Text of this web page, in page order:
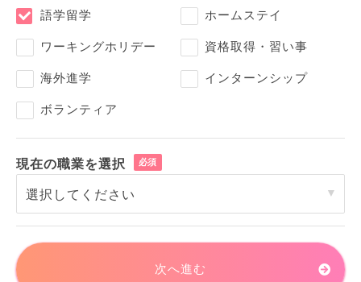
語学留学 ホームステイ
ワーキングホリデー 資格取得・習い事
海外進学 インターンシップ
ボランティア
現在の職業を選択
次へ進む